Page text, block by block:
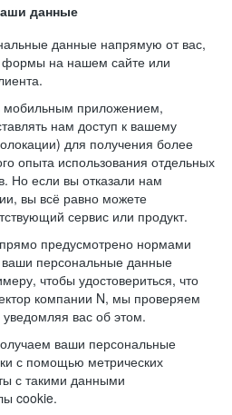
данные
данные напрямую от вас,
формы на нашем сайте или
мобильным приложением,
нам доступ к вашему
для получения более
опыта использования отдельных
Но если вы отказали нам
вы всё равно можете
сервис или продукт.
прямо предусмотрено нормами
персональные данные
чтобы удостовериться, что
компании N, мы проверяем
вас об этом.
ваши персональные
с помощью метрических
с такими данными
cookie.